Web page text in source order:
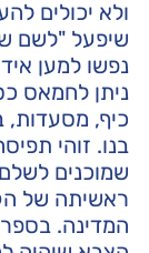
ולא יכולים
שיפעל "לשם
נפשו למען
ניתן לחמאס
כיף, מסעדות,
בנו. זוהי
שמוכנים
ראשיתה של
המדינה.